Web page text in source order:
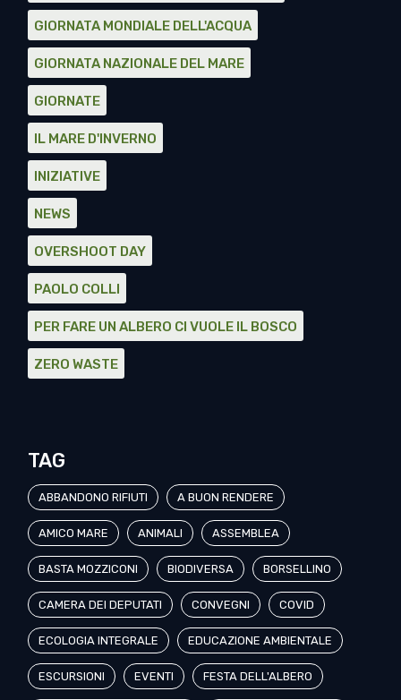
GIORNATA MONDIALE DELL'ACQUA
GIORNATA NAZIONALE DEL MARE
GIORNATE
IL MARE D'INVERNO
INIZIATIVE
NEWS
OVERSHOOT DAY
PAOLO COLLI
PER FARE UN ALBERO CI VUOLE IL BOSCO
ZERO WASTE
TAG
ABBANDONO RIFIUTI A BUON RENDERE
AMICO MARE ANIMALI ASSEMBLEA
BASTA MOZZICONI BIODIVERSA BORSELLINO
CAMERA DEI DEPUTATI CONVEGNI COVID
ECOLOGIA INTEGRALE EDUCAZIONE AMBIENTALE
ESCURSIONI EVENTI FESTA DELL'ALBERO